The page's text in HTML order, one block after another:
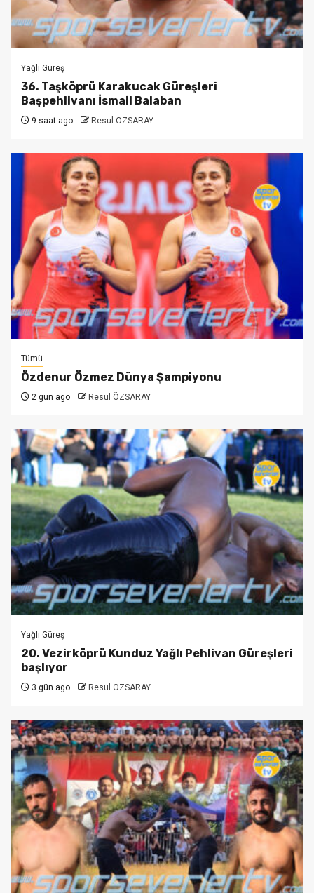
Yağlı Güreş
36. Taşköprü Karakucak Güreşleri
Başpehlivanı İsmail Balaban
9 saat ago Resul ÖZSARAY
Tümü
Özdenur Özmez Dünya Şampiyonu
2 gün ago Resul ÖZSARAY
Yağlı Güreş
20. Vezirköprü Kunduz Yağlı Pehlivan Güreşleri
başlıyor
3 gün ago Resul ÖZSARAY